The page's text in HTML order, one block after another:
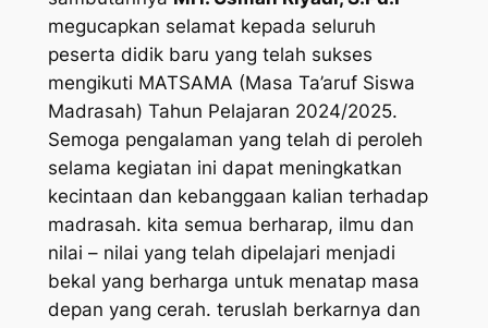
megucapkan selamat kepada seluruh
peserta didik baru yang telah sukses
mengikuti MATSAMA (Masa Ta’aruf Siswa
Madrasah) Tahun Pelajaran 2024/2025.
Semoga pengalaman yang telah di peroleh
selama kegiatan ini dapat meningkatkan
kecintaan dan kebanggaan kalian terhadap
madrasah. kita semua berharap, ilmu dan
nilai – nilai yang telah dipelajari menjadi
bekal yang berharga untuk menatap masa
depan yang cerah. teruslah berkarnya dan